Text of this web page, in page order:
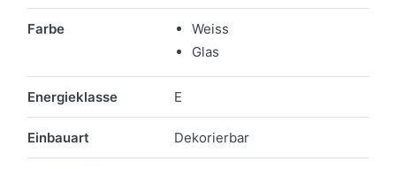
Farbe
Weiss
Glas
Energieklasse E
Einbauart Dekorierbar